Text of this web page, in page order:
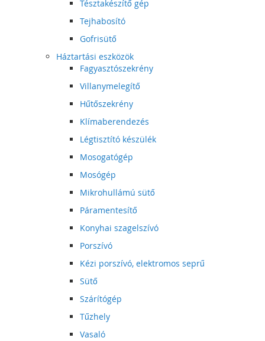
Tésztakészítő gép
Tejhabosító
Gofrisütő
Háztartási eszközök
Fagyasztószekrény
Villanymelegítő
Hűtőszekrény
Klímaberendezés
Légtisztító készülék
Mosogatógép
Mosógép
Mikrohullámú sütő
Páramentesítő
Konyhai szagelszívó
Porszívó
Kézi porszívó, elektromos seprű
Sütő
Szárítógép
Tűzhely
Vasaló